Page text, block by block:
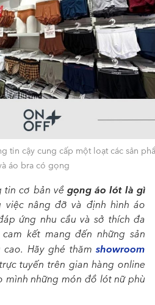
tin cậy cung cấp một loạt các sản
áo bra có gọng
tin cơ bản về gọng áo lót là gì
nâng đỡ và định hình áo
ứng nhu cầu và sở thích đa
kết mang đến những sản
cao. Hãy ghé thămshowroom
tuyến trên gian hàng online
mình những món đồ lót nữ phù